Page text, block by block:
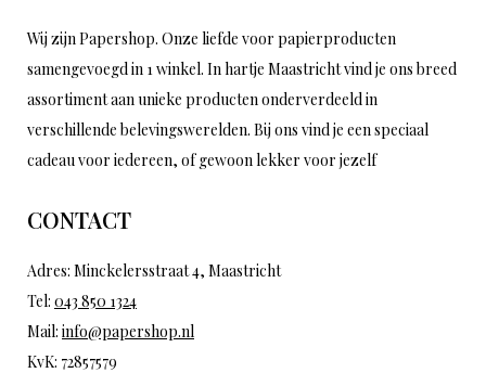
Wij zijn Papershop. Onze liefde voor papierproducten
samengevoegd in 1 winkel. In hartje Maastricht vind je ons breed
assortiment aan unieke producten onderverdeeld in
verschillende belevingswerelden. Bij ons vind je een speciaal
cadeau voor iedereen, of gewoon lekker voor jezelf
CONTACT
Adres: Minckelersstraat 4, Maastricht
Tel: 043 850 1324
Mail: info@papershop.nl
KvK: 72857579